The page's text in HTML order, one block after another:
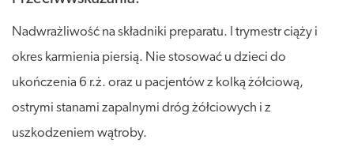
Nadwrażliwość na składniki preparatu. I trymestr ciąży i
okres karmienia piersią. Nie stosować u dzieci do
ukończenia 6 r.ż. oraz u pacjentów z kolką żółciową,
ostrymi stanami zapalnymi dróg żółciowych i z
uszkodzeniem wątroby.